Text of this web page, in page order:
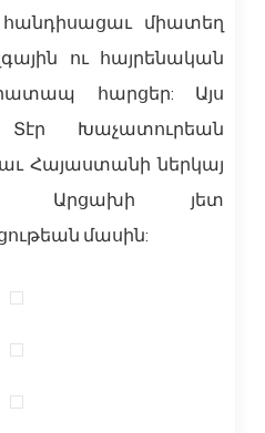
հանդիսացաւ միատեղ
ու հայրենական
հարցեր: Այս
Խաչատուրեան
Հայաստանի ներկայ
Արցախի յետ
մասին: